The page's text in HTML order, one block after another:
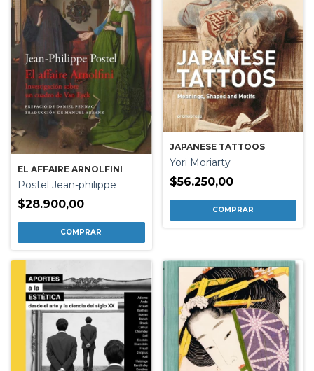
EL AFFAIRE ARNOLFINI
Postel Jean-philippe
$28.900,00
JAPANESE TATTOOS
Yori Moriarty
$56.250,00